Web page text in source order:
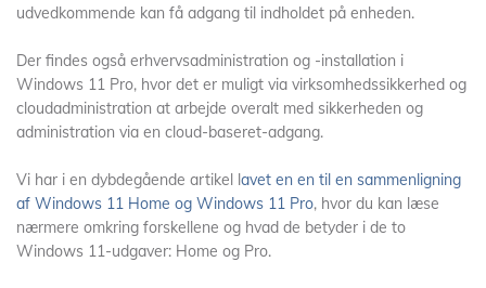
udvedkommende kan få adgang til indholdet på enheden.
Der findes også erhvervsadministration og -installation i
Windows 11 Pro, hvor det er muligt via virksomhedssikkerhed og
cloudadministration at arbejde overalt med sikkerheden og
administration via en cloud-baseret-adgang.
Vi har i en dybdegående artikel lavet en en til en sammenligning
af Windows 11 Home og Windows 11 Pro, hvor du kan læse
nærmere omkring forskellene og hvad de betyder i de to
Windows 11-udgaver: Home og Pro.